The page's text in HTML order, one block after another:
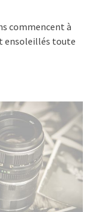
commencent à
ensoleillés toute